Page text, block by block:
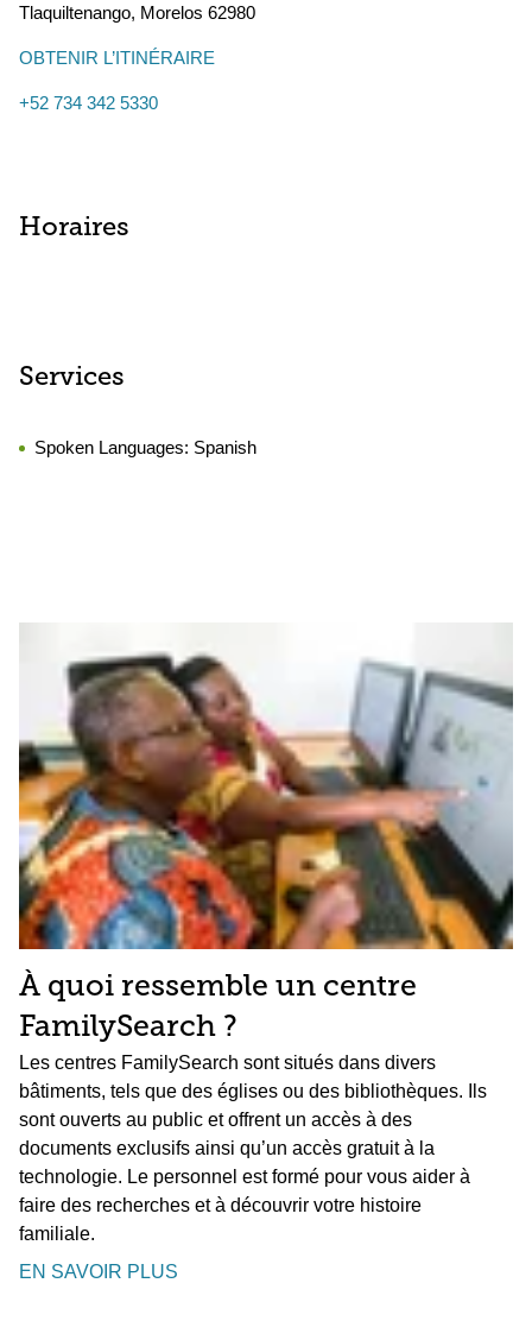
Tlaquiltenango, Morelos 62980
OBTENIR L’ITINÉRAIRE
+52 734 342 5330
Horaires
Services
Spoken Languages: Spanish
À quoi ressemble un centre
FamilySearch ?
Les centres FamilySearch sont situés dans divers
bâtiments, tels que des églises ou des bibliothèques. Ils
sont ouverts au public et offrent un accès à des
documents exclusifs ainsi qu’un accès gratuit à la
technologie. Le personnel est formé pour vous aider à
faire des recherches et à découvrir votre histoire
familiale.
EN SAVOIR PLUS